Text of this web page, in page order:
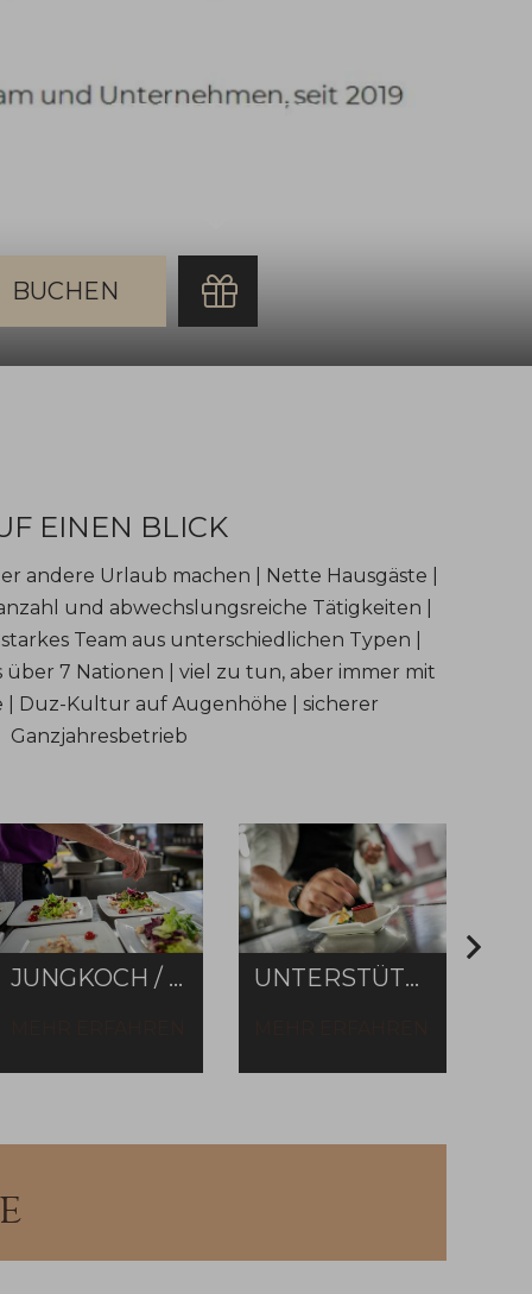
UNSER TIPP
EINEN BLICK
andere Urlaub machen | Nette Hausgäste |
und abwechslungsreiche Tätigkeiten |
Team aus unterschiedlichen Typen |
über 7 Nationen | viel zu tun, aber immer mit
| Duz-Kultur auf Augenhöhe | sicherer
Ganzjahresbetrieb
JUNGKOCH / ENTREMETIER (M/W/D) UNTERSTÜTZUNG KÜCHENTEAM (M/W/D)